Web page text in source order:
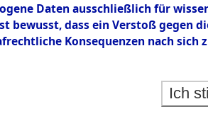
Daten ausschließlich für
dass ein Verstoß gegen
Konsequenzen nach sich
Ich